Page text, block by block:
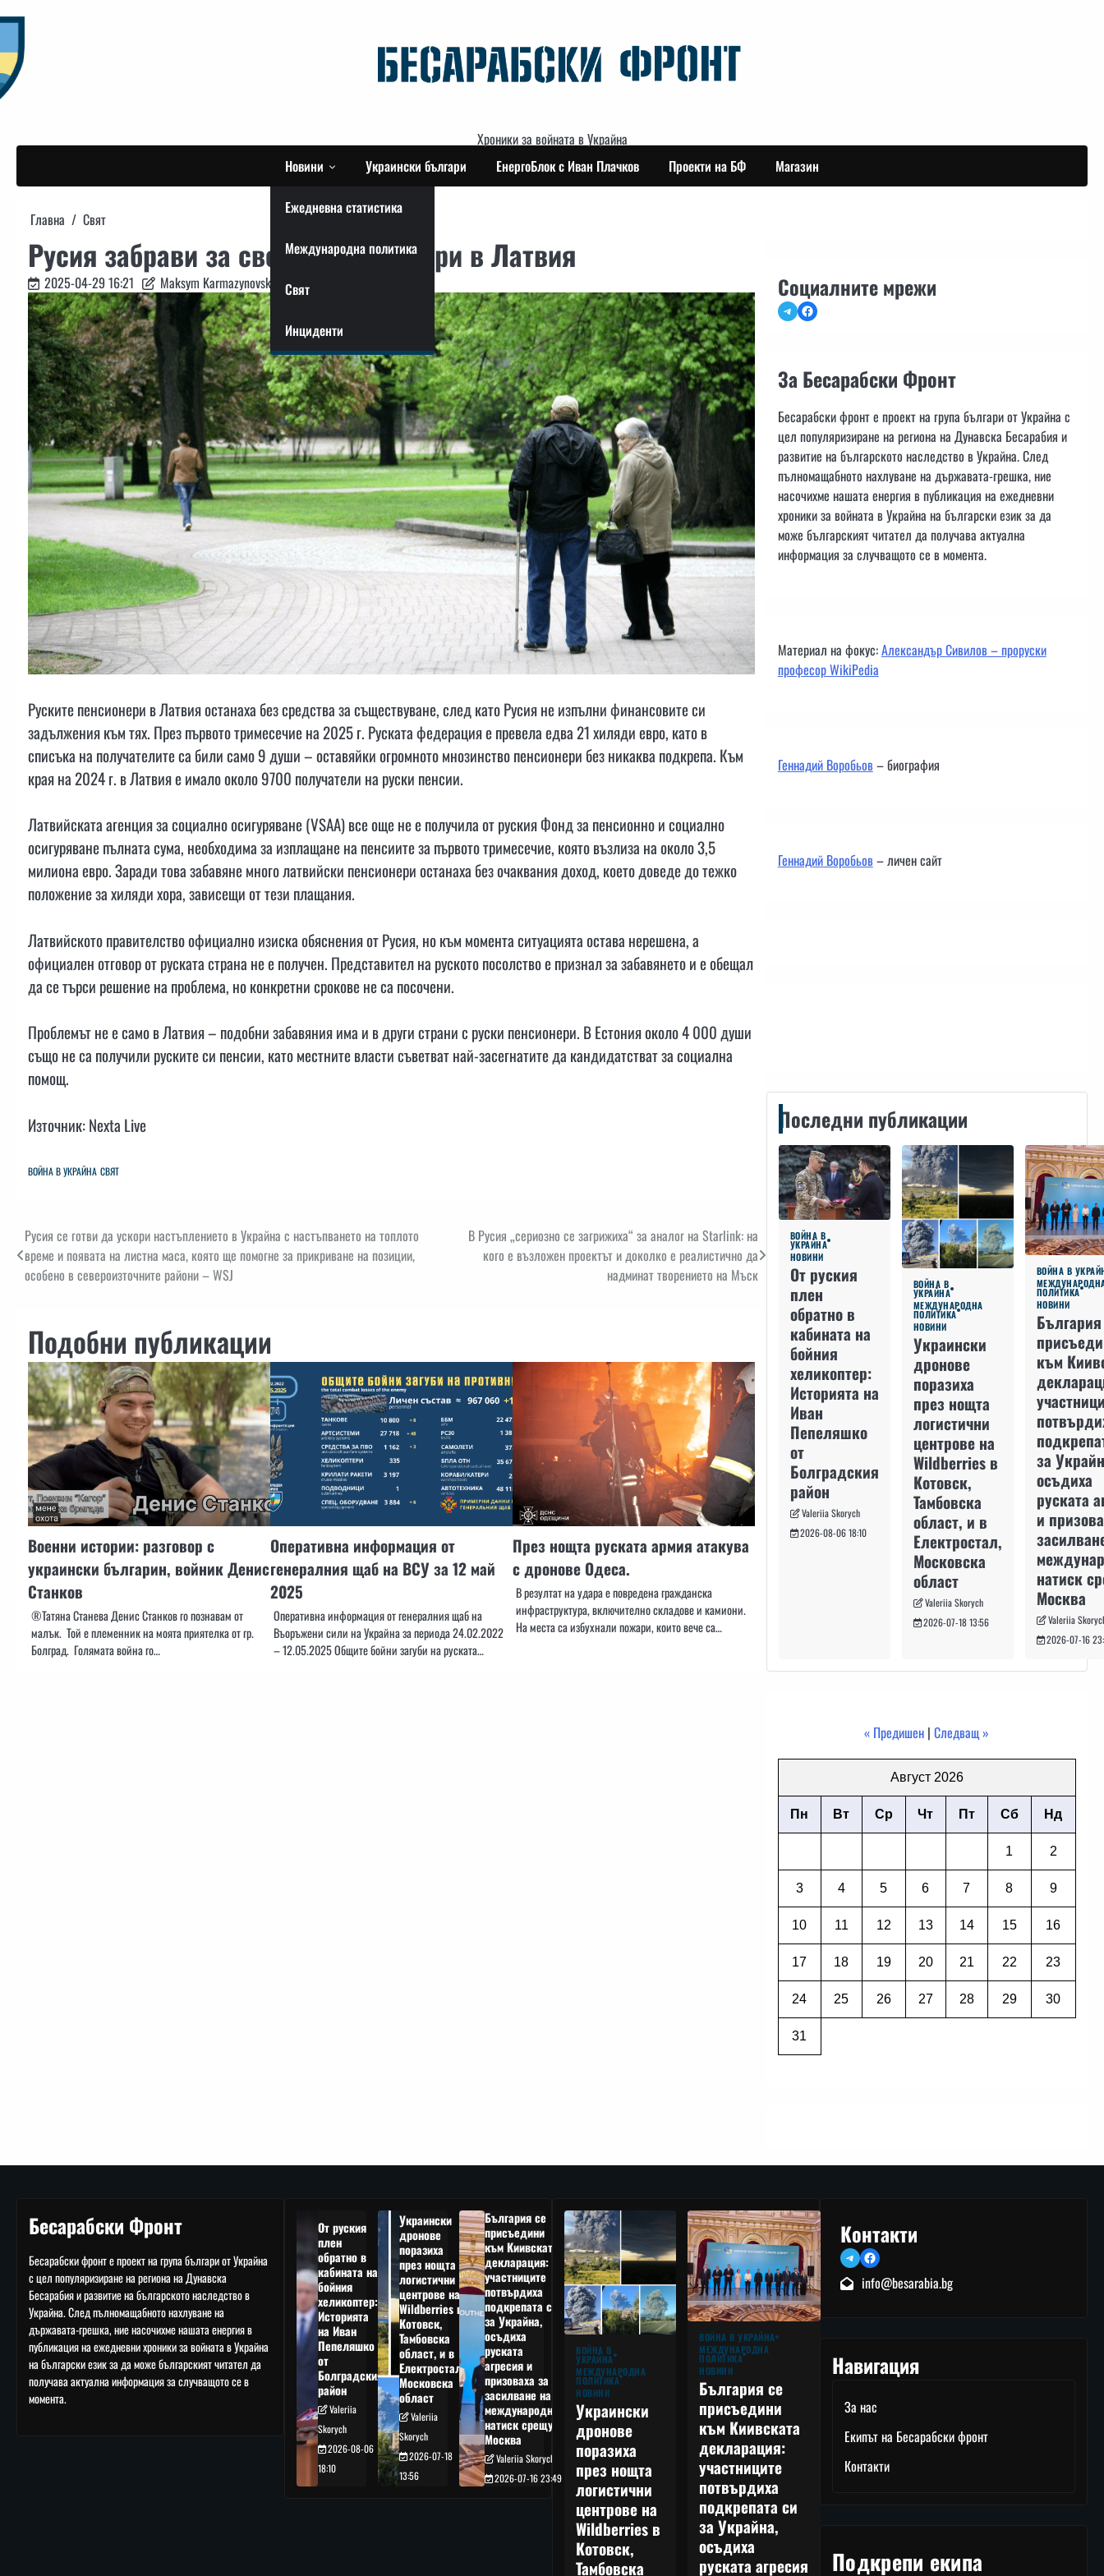
to
content
Хроники за войната в Украйна
Новини
Ежедневна статистика
Международна политика
Свят
Инциденти
Украински българи ЕнергоБлок с Иван Плачков Проекти на БФ Магазин
Главна Свят
Русия забрави за своите пенсионери в Латвия
2025-04-29 16:21 Maksym Karmazynovskyi
Руските пенсионери в Латвия останаха без средства за съществуване, след като Русия не изпълни финансовите си
задължения към тях. През първото тримесечие на 2025 г. Руската федерация е превела едва 21 хиляди евро, като в
списъка на получателите са били само 9 души – оставяйки огромното мнозинство пенсионери без никаква подкрепа. Към
края на 2024 г. в Латвия е имало около 9700 получатели на руски пенсии.
Латвийската агенция за социално осигуряване (VSAA) все още не е получила от руския Фонд за пенсионно и социално
осигуряване пълната сума, необходима за изплащане на пенсиите за първото тримесечие, която възлиза на около 3,5
милиона евро. Заради това забавяне много латвийски пенсионери останаха без очаквания доход, което доведе до тежко
положение за хиляди хора, зависещи от тези плащания.
Латвийското правителство официално изиска обяснения от Русия, но към момента ситуацията остава нерешена, а
официален отговор от руската страна не е получен. Представител на руското посолство е признал за забавянето и е обещал
да се търси решение на проблема, но конкретни срокове не са посочени.
Проблемът не е само в Латвия – подобни забавяния има и в други страни с руски пенсионери. В Естония около 4 000 души
също не са получили руските си пенсии, като местните власти съветват най-засегнатите да кандидатстват за социална
помощ.
Източник: Nexta Live
ВОЙНА В УКРАЙНА СВЯТ
Навигация
Русия се готви да ускори настъплението в Украйна с настъпването на топлото
време и появата на листна маса, която ще помогне за прикриване на позиции,
особено в североизточните райони – WSJ
В Русия „сериозно се загрижиха“ за аналог на Starlink: на
кого е възложен проектът и доколко е реалистично да
надминат творението на Мъск
Подобни публикации
Военни истории: разговор с
украински българин, войник Денис
Станков
®️Татяна Станева Денис Станков го познавам от
малък. Той е племенник на моята приятелка от гр.
Болград. Голямата война го…
Оперативна информация от
генералния щаб на ВСУ за 12 май
2025
Оперативна информация от генералния щаб на
Въоръжени сили на Украйна за периода 24.02.2022
– 12.05.2025 Общите бойни загуби на руската…
През нощта руската армия атакува
с дронове Одеса.
В резултат на удара е повредена гражданска
инфраструктура, включително складове и камиони.
На места са избухнали пожари, които вече са…
Социалните мрежи
TelegramFacebook
За Бесарабски Фронт
Бесарабски фронт е проект на група българи от Украйна с
цел популяризиране на региона на Дунавска Бесарабия и
развитие на българското наследство в Украйна. След
пълномащабното нахлуване на държавата-грешка, ние
насочихме нашата енергия в публикация на ежедневни
хроники за войната в Украйна на български език за да
може българският читател да получава актуална
информация за случващото се в момента.
Материал на фокус:Александър Сивилов – проруски
професор WikiPedia
Геннадий Воробьов– биография
Геннадий Воробьов– личен сайт
Последни публикации
ВОЙНА В
УКРАЙНА
НОВИНИ
От руския
плен
обратно в
кабината на
бойния
хеликоптер:
Историята на
Иван
Пепеляшко
от
Болградския
район
Valeriia Skorych
2026-08-06 18:10
ВОЙНА В
УКРАЙНА
МЕЖДУНАРОДНА
ПОЛИТИКА
НОВИНИ
Украински
дронове
поразиха
през нощта
логистични
центрове на
Wildberries в
Котовск,
Тамбовска
област, и в
Електростал,
Московска
област
Valeriia Skorych
2026-07-18 13:56
ВОЙНА В
ПОЛИТИКА
НОВИНИ
към
за
осъдиха
руската
и
натиск
Москва
Valeriia
2026-07-16
« Предишен |Следващ »
Август 2026
Пн Вт Ср Чт Пт Сб Нд
1 2
3 4 5 6 7 8 9
10 11 12 13 14 15 16
17 18 19 20 21 22 23
24 25 26 27 28 29 30
31
Бесарабски Фронт
Бесарабски фронт е проект на група българи от Украйна
с цел популяризиране на региона на Дунавска
Бесарабия и развитие на българското наследство в
Украйна. След пълномащабното нахлуване на
държавата-грешка, ние насочихме нашата енергия в
публикация на ежедневни хроники за войната в Украйна
на български език за да може българският читател да
получава актуална информация за случващото се в
момента.
От руския
плен
обратно в
кабината на
бойния
хеликоптер:
Историята
на Иван
Пепеляшко
от
Болградския
район
Valeriia
Skorych
2026-08-06
18:10
Украински
дронове
поразиха
през нощта
логистични
центрове на
Wildberries в
Котовск,
Тамбовска
област, и в
Електростал,
Московска
област
Valeriia
Skorych
2026-07-18
13:56
България се
присъедини
към Киивската
декларация:
участниците
потвърдиха
подкрепата си
за Украйна,
осъдиха
руската
агресия и
призоваха за
засилване на
международния
натиск срещу
Москва
Valeriia Skorych
2026-07-16 23:49
ВОЙНА В
УКРАЙНА
МЕЖДУНАРОДНА
ПОЛИТИКА
НОВИНИ
Украински
дронове
поразиха
през нощта
логистични
центрове на
Wildberries в
Котовск,
Тамбовска
ВОЙНА В УКРАЙНА
МЕЖДУНАРОДНА
ПОЛИТИКА
НОВИНИ
България се
присъедини
към Киивската
декларация:
участниците
потвърдиха
подкрепата си
за Украйна,
осъдиха
руската агресия
Контакти
TelegramFacebook
info@besarabia.bg
Навигация
За нас
Екипът на Бесарабски фронт
Контакти
Подкрепи екипа